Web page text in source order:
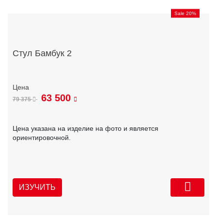
Sale 20%
Стул Бамбук 2
79 375 63 500
Цена указана на изделие на фото и является
ориентировочной.
ИЗУЧИТЬ